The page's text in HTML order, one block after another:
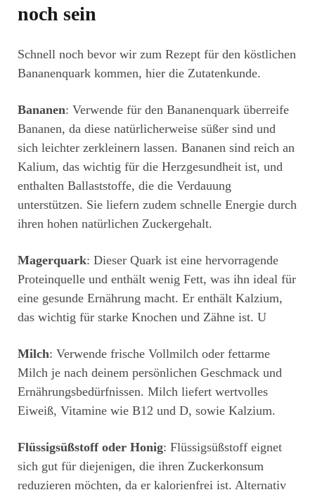
noch sein
Schnell noch bevor wir zum Rezept für den köstlichen
Bananenquark kommen, hier die Zutatenkunde.
Bananen: Verwende für den Bananenquark überreife
Bananen, da diese natürlicherweise süßer sind und
sich leichter zerkleinern lassen. Bananen sind reich an
Kalium, das wichtig für die Herzgesundheit ist, und
enthalten Ballaststoffe, die die Verdauung
unterstützen. Sie liefern zudem schnelle Energie durch
ihren hohen natürlichen Zuckergehalt.
Magerquark: Dieser Quark ist eine hervorragende
Proteinquelle und enthält wenig Fett, was ihn ideal für
eine gesunde Ernährung macht. Er enthält Kalzium,
das wichtig für starke Knochen und Zähne ist. U
Milch: Verwende frische Vollmilch oder fettarme
Milch je nach deinem persönlichen Geschmack und
Ernährungsbedürfnissen. Milch liefert wertvolles
Eiweiß, Vitamine wie B12 und D, sowie Kalzium.
Flüssigsüßstoff oder Honig: Flüssigsüßstoff eignet
sich gut für diejenigen, die ihren Zuckerkonsum
reduzieren möchten, da er kalorienfrei ist. Alternativ